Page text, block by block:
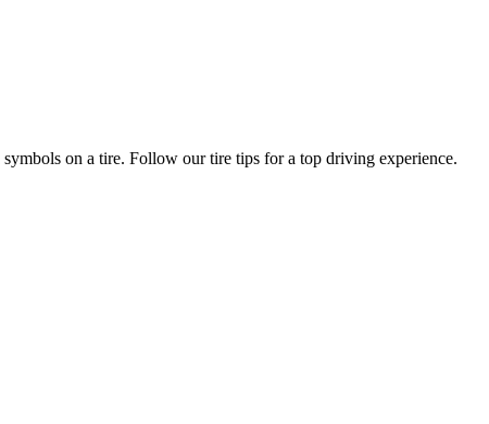
on a tire. Follow our tire tips for a top driving experience.